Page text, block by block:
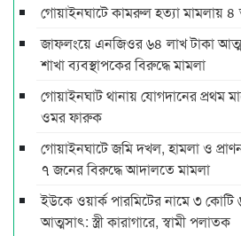
গোয়াইনঘাটে কামরুল হত্যা মামলায় ৪
জাফলংয়ে এনজিওর ৬৪ লাখ টাকা
শাখা ব্যবস্থাপকের বিরুদ্ধে মামলা
গোয়াইনঘাট থানায় যোগদানের প্রথম
ওমর ফারুক
গোয়াইনঘাটে জমি দখল, হামলা ও
৭ জনের বিরুদ্ধে আদালতে মামলা
ইউকে ওয়ার্ক পারমিটের নামে ৩ কোটি
আত্মসাৎ: স্ত্রী কারাগারে, স্বামী পলাতক